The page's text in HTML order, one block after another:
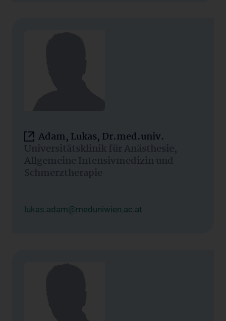
Adam, Lukas, Dr.med.univ.
Universitätsklinik für Anästhesie,
Allgemeine Intensivmedizin und
Schmerztherapie
lukas.adam@meduniwien.ac.at